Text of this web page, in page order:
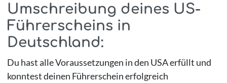
Umschreibung deines US-
Führerscheins in
Deutschland:
Du hast alle Voraussetzungen in den USA erfüllt und
konntest deinen Führerschein erfolgreich